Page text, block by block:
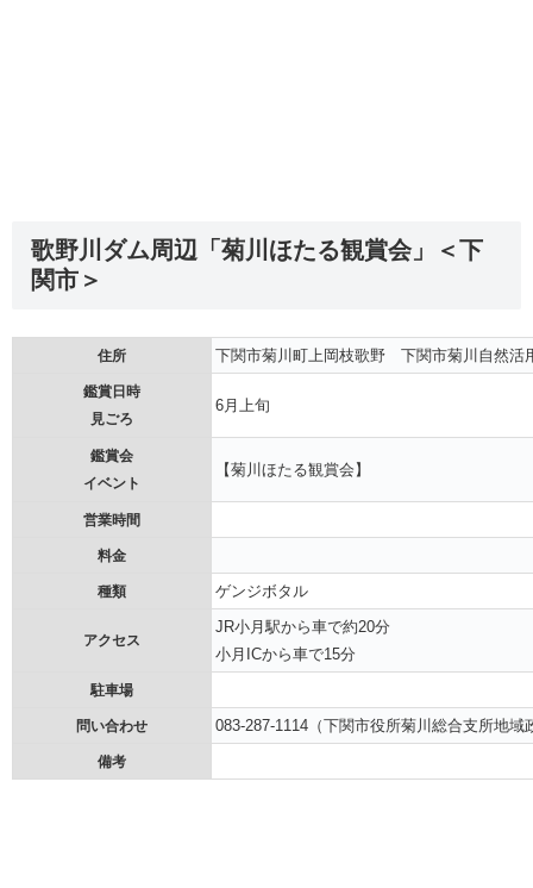
歌野川ダム周辺「菊川ほたる観賞会」＜下
関市＞
住所 下関市菊川町上岡枝歌野 下関市菊川自然活
鑑賞日時
見ごろ
6月上旬
鑑賞会
イベント
【菊川ほたる観賞会】
営業時間
料金
種類 ゲンジボタル
アクセス
JR小月駅から車で約20分
小月ICから車で15分
駐車場
問い合わせ 083-287-1114（下関市役所菊川総合支所地域
備考